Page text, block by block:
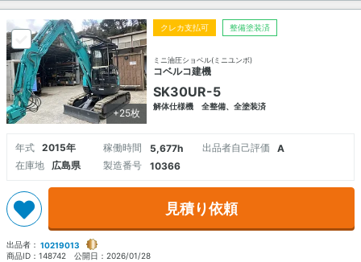
+25枚
クレカ支払可 整備塗装済
ミニ油圧ショベル(ミニユンボ)
コベルコ建機
SK30UR-5
解体仕様機 全整備、全塗装済
年式 2015年 稼働時間 5,677h 出品者自己評価
A
在庫地
広島県 製造番号 10366
見積り依頼
出品者： 10219013
商品ID： 148742 公開日： 2026/01/28